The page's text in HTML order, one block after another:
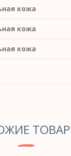
кожа
кожа
кожа